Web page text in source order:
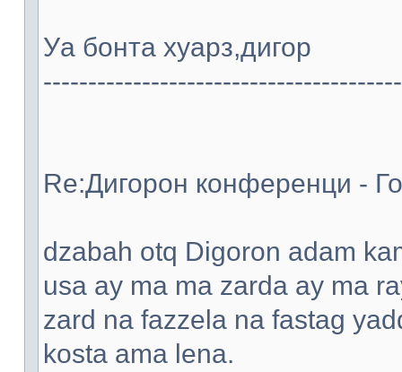
Уа бонта хуарз,дигор
Re:Дигорон конференци -
dzabah otq Digoron adam
usa ay ma ma zarda ay ma
zard na fazzela na fastag
kosta ama lena.